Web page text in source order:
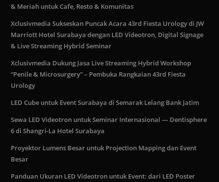
& Meriah untuk Cafe, Resto & Komunitas
Xclusivmedia Sukseskan Puncak Acara 43rd Fiesta Urology di JW
Marriott Hotel Surabaya dengan LED Videotron, Digital Signage
& Live Streaming Hybrid Seminar
Xclusivmedia Dukung Jasa Live Streaming Hybrid Workshop
“Penile & Microsurgery” – Pembuka Rangkaian 43rd Fiesta
Urology
LED Cube untuk Event Surabaya di Semarak Lelang Bank Jatim
Sewa LED Videotron untuk Seminar Internasional — Dentisphere
6 di Shangri-La Hotel Surabaya
Proyektor Lumens Besar untuk Projection Mapping dan Event
Besar
Panduan Ukuran LED Videotron untuk Event: dari LED Poster